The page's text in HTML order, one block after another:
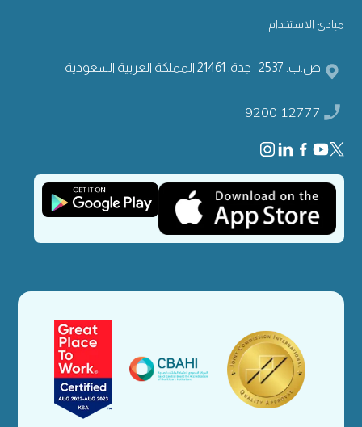
مبادئ الاستخدام
ص.ب: 2537 ، جدة: 21461 المملكة العربية السعودية
9200 12777